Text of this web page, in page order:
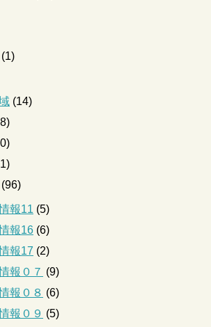
(1)
(14)
(96)
報11 (5)
報16 (6)
報17 (2)
報０７ (9)
報０８ (6)
報０９ (5)